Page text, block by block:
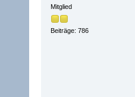
Mitglied
Beiträge: 786